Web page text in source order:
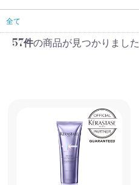
円
30000円
全て
57件の商品が見つかりました